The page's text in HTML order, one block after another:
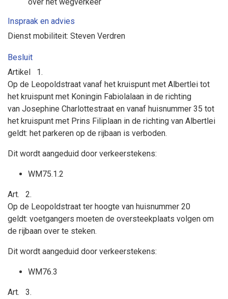
Inspraak en advies
Dienst mobiliteit: Steven Verdren
Besluit
Artikel
1.
Op de Leopoldstraat vanaf het kruispunt met Albertlei tot
het kruispunt met Koningin Fabiolalaan in de richting
van Josephine Charlottestraat en vanaf huisnummer 35 tot
het kruispunt met Prins Filiplaan in de richting van Albertlei
geldt: het parkeren op de rijbaan is verboden.
Dit wordt aangeduid door verkeerstekens:
WM75.1.2
Art.
2.
Op de Leopoldstraat ter hoogte van huisnummer 20
geldt: voetgangers moeten de oversteekplaats volgen om
de rijbaan over te steken.
Dit wordt aangeduid door verkeerstekens:
WM76.3
Art.
3.